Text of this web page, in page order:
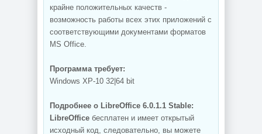
крайне положительных качеств -
возможность работы всех этих приложений с
соответствующими документами форматов
MS Office.
Программа требует:
Windows XP-10 32|64 bit
Подробнее о LibreOffice 6.0.1.1 Stable:
LibreOffice бесплатен и имеет открытый
исходный код, следовательно, вы можете